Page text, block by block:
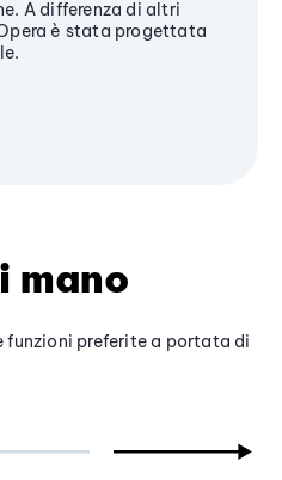
A differenza di altri
è stata progettata
mano
preferite a portata di